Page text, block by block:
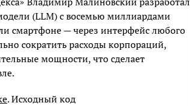
(LLM) с восемью миллиардами
смартфоне — через интерфейс любого
сократить расходы корпораций,
мощности, что сделает
. Исходный код